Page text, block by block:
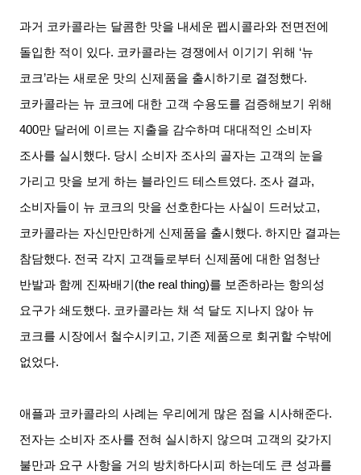
과거 코카콜라는 달콤한 맛을 내세운 펩시콜라와 전면전에
돌입한 적이 있다. 코카콜라는 경쟁에서 이기기 위해 ‘뉴
코크’라는 새로운 맛의 신제품을 출시하기로 결정했다.
코카콜라는 뉴 코크에 대한 고객 수용도를 검증해보기 위해
400만 달러에 이르는 지출을 감수하며 대대적인 소비자
조사를 실시했다. 당시 소비자 조사의 골자는 고객의 눈을
가리고 맛을 보게 하는 블라인드 테스트였다. 조사 결과,
소비자들이 뉴 코크의 맛을 선호한다는 사실이 드러났고,
코카콜라는 자신만만하게 신제품을 출시했다. 하지만 결과는
참담했다. 전국 각지 고객들로부터 신제품에 대한 엄청난
반발과 함께 진짜배기(the real thing)를 보존하라는 항의성
요구가 쇄도했다. 코카콜라는 채 석 달도 지나지 않아 뉴
코크를 시장에서 철수시키고, 기존 제품으로 회귀할 수밖에
없었다.
애플과 코카콜라의 사례는 우리에게 많은 점을 시사해준다.
전자는 소비자 조사를 전혀 실시하지 않으며 고객의 갖가지
불만과 요구 사항을 거의 방치하다시피 하는데도 큰 성과를